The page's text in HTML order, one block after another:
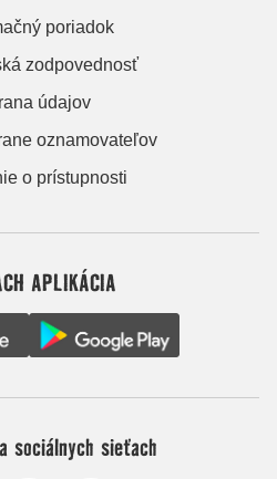
poriadok
zodpovednosť
údajov
oznamovateľov
o prístupnosti
APLIKÁCIA
sociálnych sieťach